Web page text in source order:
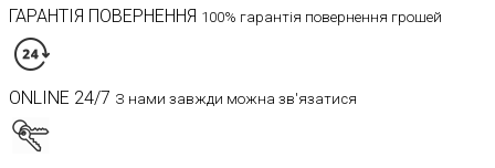
ГАРАНТІЯ ПОВЕРНЕННЯ 100% гарантія повернення грошей
ONLINE 24/7 З нами завжди можна зв'язатися